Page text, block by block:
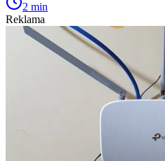
2 min
Reklama